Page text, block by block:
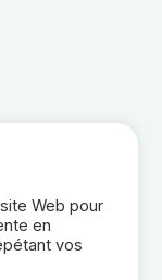
Web pour
en
vos